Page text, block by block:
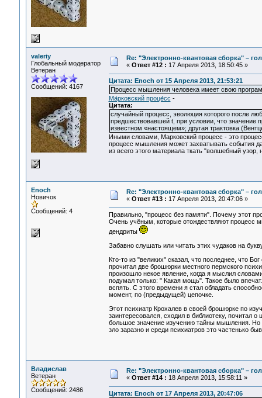
valeriy
Глобальный модератор
Ветеран
Сообщений: 4167
Re: "Электронно-квантовая сборка" –
« Ответ #12 : 17 Апреля 2013, 18:50:45 »
Цитата: Enoch от 15 Апреля 2013, 21:53:21
Процесс мышления человека имеет свою
Ма́рковский проце́сс -
Цитата:
случайный процесс, эволюция которого после
предшествовавшей t, при условии, что значение
известном «настоящем»; другая трактовка
Иными словами, Марковский процесс - это
процесс мышления может захватывать события
из всего этого материала ткать "волшебный
Enoch
Новичок
Сообщений: 4
Re: "Электронно-квантовая сборка" –
« Ответ #13 : 17 Апреля 2013, 20:47:06 »
Правильно, "процесс без памяти". Почему этот
Очень учёным, которые отождествляют процесс
дендриты
Забавно слушать или читать этих чудаков на
Кто-то из "великих" сказал, что последнее, что
прочитал две брошюрки местного пермского
произошло некое явление, когда я мыслил
подумал только: " Какая мощь". Такое было
вспять. С этого времени я стал обладать
момент, по (предыдущей) цепочке.
Этот психиатр Крохалев в своей брошюрке по
заинтересовался, сходил в библиотеку, почитал
большое значение изучению тайны мышления. Но
зло заразно и среди психиатров это частенько
Владислав
Ветеран
Сообщений: 2486
Re: "Электронно-квантовая сборка" –
« Ответ #14 : 18 Апреля 2013, 15:58:11 »
Цитата: Enoch от 17 Апреля 2013, 20:47:06